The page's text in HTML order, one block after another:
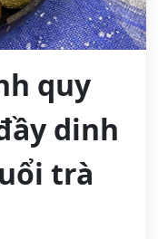
quy
dinh
trà